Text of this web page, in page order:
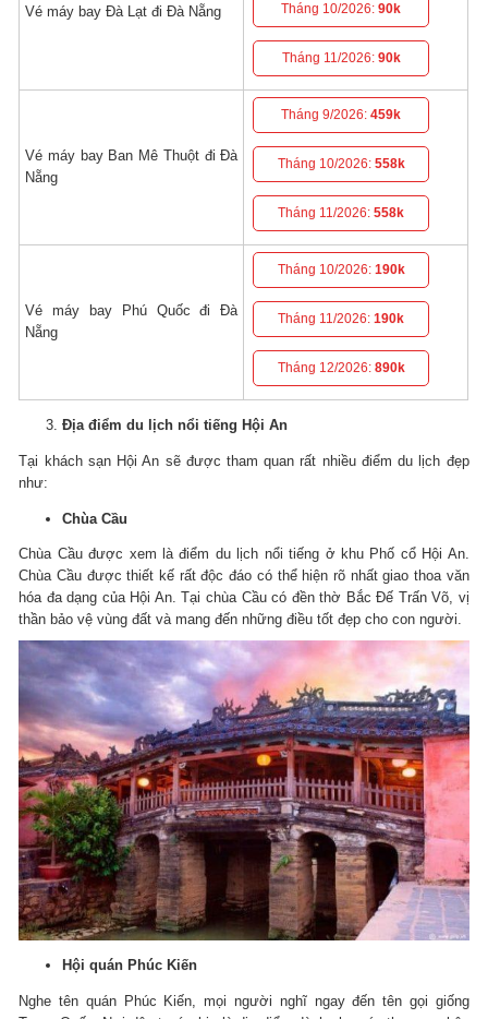
Vé máy bay Đà Lạt đi Đà Nẵng Tháng 10/2026:90k
Tháng 11/2026: 90k
Vé máy bay Ban Mê Thuột đi Đà
Nẵng
Tháng 9/2026:459k
Tháng 10/2026: 558k
Tháng 11/2026:558k
Vé máy bay Phú Quốc đi Đà
Nẵng
Tháng 10/2026: 190k
Tháng 11/2026:190k
Tháng 12/2026: 890k
Địa điểm du lịch nổi tiếng Hội An
Tại khách sạn Hội An sẽ được tham quan rất nhiều điểm du lịch đẹp
như:
Chùa Cầu
Chùa Cầu được xem là điểm du lịch nổi tiếng ở khu Phố cổ Hội An.
Chùa Cầu được thiết kế rất độc đáo có thể hiện rõ nhất giao thoa văn
hóa đa dạng của Hội An.Tại chùa Cầu có đền thờ Bắc Đế Trấn Võ, vị
thần bảo vệ vùng đất và mang đến những điều tốt đẹp cho con người.
Hội quán Phúc Kiến
Nghe tên quán Phúc Kiến, mọi người nghĩ ngay đến tên gọi giống